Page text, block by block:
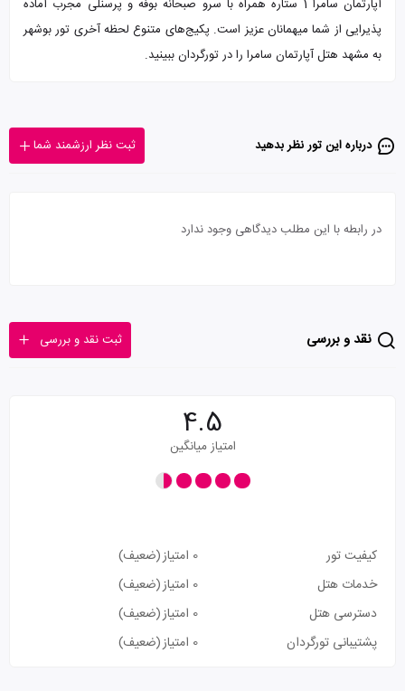
آپارتمان سامرا 1 ستاره همراه با سرو صبحانه بوفه و پرسنلی مجرب آماده
پذیرایی از شما میهمانان عزیز است. پکیج‌های متنوع لحظه آخری تور بوشهر
به مشهد هتل آپارتمان سامرا را در تورگردان ببینید.
درباره این تور‌ نظر بدهید ثبت نظر ارزشمند شما
در رابطه با این مطلب دیدگاهی وجود ندارد
نقد و بررسی ثبت نقد و بررسی
4.5
امتیاز میانگین
کیفیت تور 0 امتیاز
(ضعیف)
خدمات هتل
0 امتیاز
(ضعیف)
دسترسی هتل
0 امتیاز
(ضعیف)
پشتیبانی تورگردان
0 امتیاز (ضعیف)